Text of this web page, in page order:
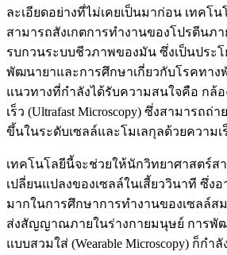
ละเอียดอย่างที่ไม่เคยเป็นมาก่อน เทคโน
สามารถสังเกตการทำงานของโปรตีนภ
รบกวนระบบชีวภาพของมัน ซึ่งเป็นประ
พัฒนายาและการศึกษาเกี่ยวกับโรคทาง
แนวทางที่กำลังได้รับความสนใจคือ กล้
เร็ว (Ultrafast Microscopy) ซึ่งสามารถ
ขึ้นในระดับเซลล์และโมเลกุลด้วยความเ
เทคโนโลยีนี้จะช่วยให้นักวิทยาศาสตร์ส
เปลี่ยนแปลงของเซลล์ในเสี้ยววินาที ซึ่ง
มากในการศึกษาการทำงานของเซลล์ส
ส่งสัญญาณภายในร่างกายมนุษย์ การพั
แบบสวมใส่ (Wearable Microscopy) ก็ก